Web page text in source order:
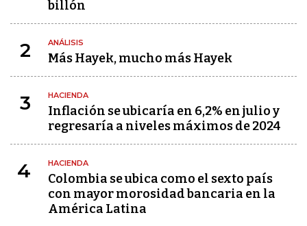
billón
2 ANÁLISIS
Más Hayek, mucho más Hayek
3 HACIENDA
Inflación se ubicaría en 6,2% en julio y
regresaría a niveles máximos de 2024
4 HACIENDA
Colombia se ubica como el sexto país
con mayor morosidad bancaria en la
América Latina